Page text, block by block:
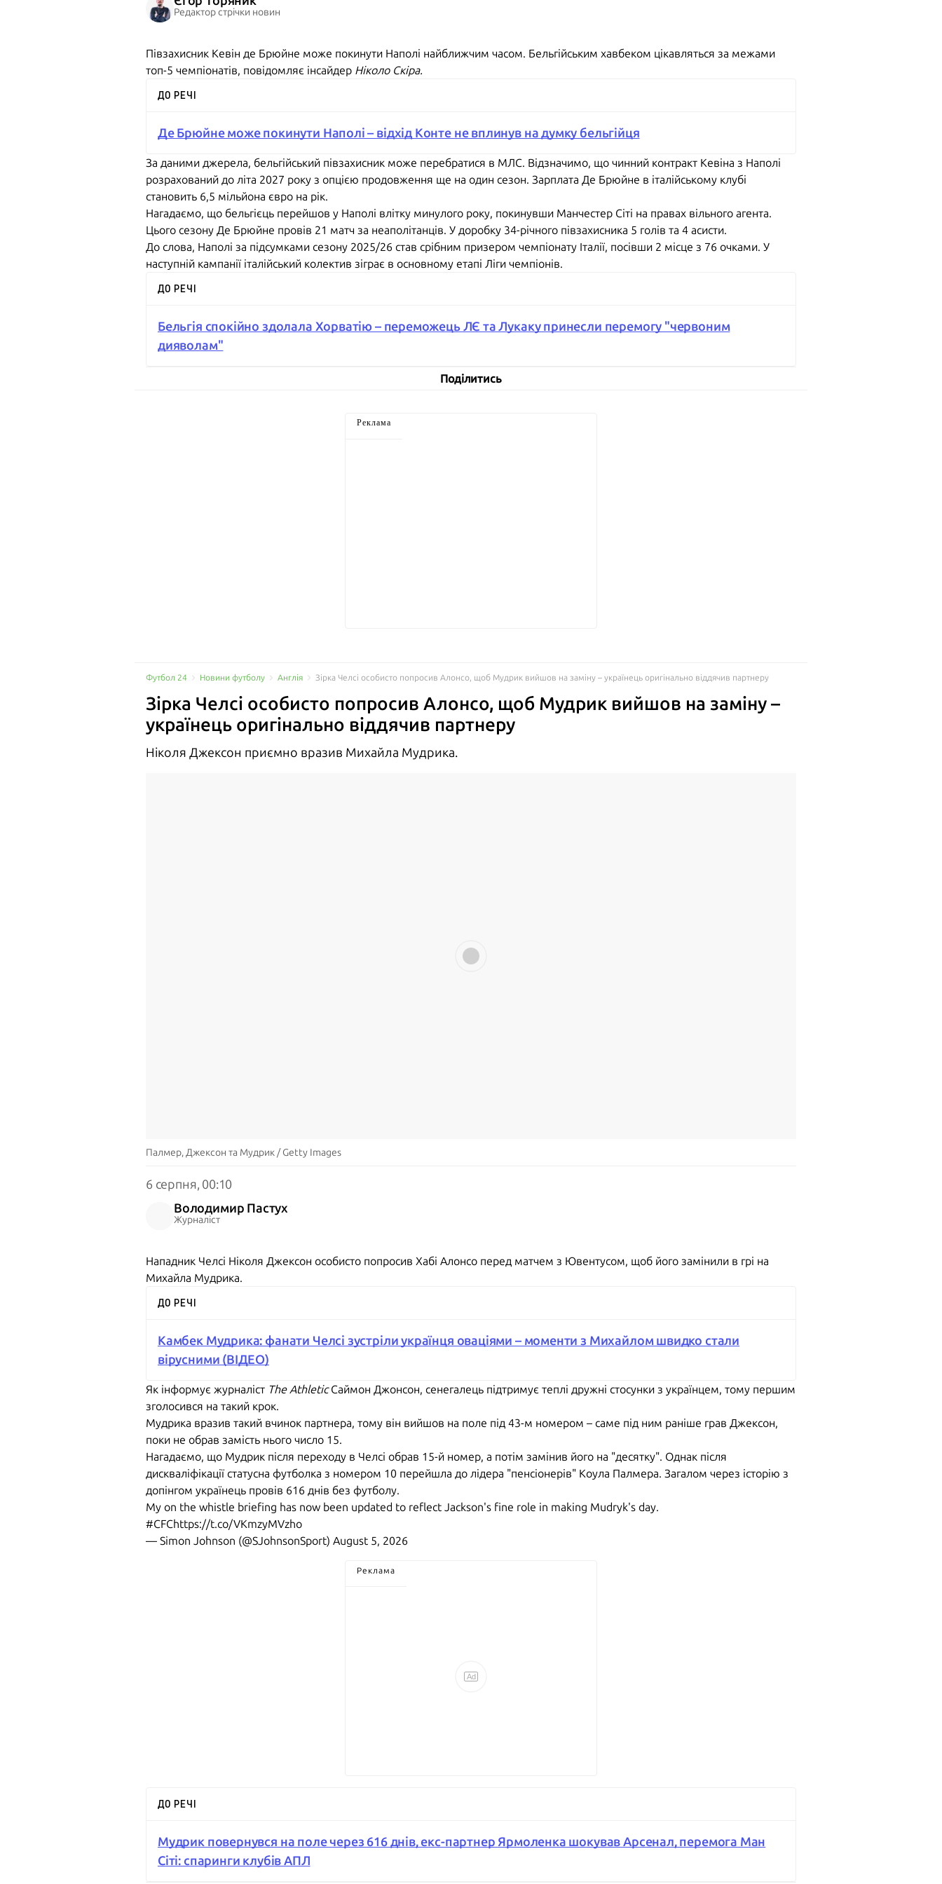
Редактор стрічки новин
Півзахисник Кевін де Брюйне може покинути Наполі найближчим часом. Бельгійським хавбеком цікавляться за межами
топ-5 чемпіонатів, повідомляє інсайдер Ніколо Скіра.
ДО РЕЧІ
Де Брюйне може покинути Наполі – відхід Конте не вплинув на думку бельгійця
За даними джерела, бельгійський півзахисник може перебратися в МЛС. Відзначимо, що чинний контракт Кевіна з Наполі
розрахований до літа 2027 року з опцією продовження ще на один сезон. Зарплата Де Брюйне в італійському клубі
становить 6,5 мільйона євро на рік.
Нагадаємо, що бельгієць перейшов у Наполі влітку минулого року, покинувши Манчестер Сіті на правах вільного агента.
Цього сезону Де Брюйне провів 21 матч за неаполітанців. У доробку 34-річного півзахисника 5 голів та 4 асисти.
До слова, Наполі за підсумками сезону 2025/26 став срібним призером чемпіонату Італії, посівши 2 місце з 76 очками. У
наступній кампанії італійський колектив зіграє в основному етапі Ліги чемпіонів.
ДО РЕЧІ
Бельгія спокійно здолала Хорватію – переможець ЛЄ та Лукаку принесли перемогу "червоним
дияволам"
Поділитись
Реклама